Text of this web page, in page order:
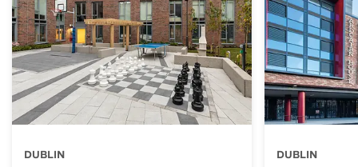
DUBLIN DUBLIN